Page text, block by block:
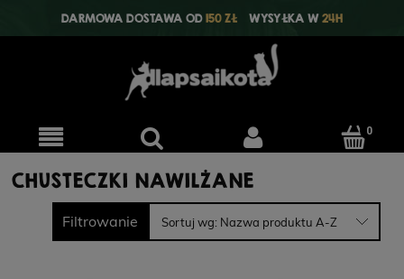
DARMOWA DOSTAWA OD150 ZŁ WYSYŁKA W24H
CHUSTECZKI NAWILŻANE
Filtrowanie Sortuj wg: Nazwa produktu A-Z